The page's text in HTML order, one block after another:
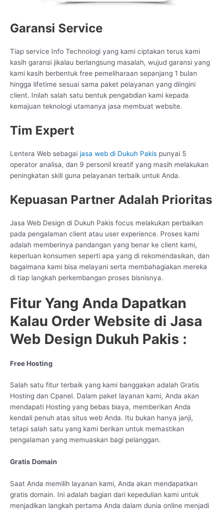
Garansi Service
Tiap service Info Technologi yang kami ciptakan terus kami
kasih garansi jikalau berlangsung masalah, wujud garansi yang
kami kasih berbentuk free pemeliharaan sepanjang 1 bulan
hingga lifetime sesuai sama paket pelayanan yang diingini
client. Inilah salah satu bentuk pengabdian kami kepada
kemajuan teknologi utamanya jasa membuat website.
Tim Expert
Lentera Web sebagai jasa web di Dukuh Pakis punyai 5
operator analisa, dan 9 personil kreatif yang masih melakukan
peningkatan skill guna pelayanan terbaik untuk Anda.
Kepuasan Partner Adalah Prioritas
Jasa Web Design di Dukuh Pakis focus melakukan perbaikan
pada pengalaman client atau user experience. Proses kami
adalah memberinya pandangan yang benar ke client kami,
keperluan konsumen seperti apa yang di rekomendasikan, dan
bagaimana kami bisa melayani serta membahagiakan mereka
di tiap langkah perkembangan proses bisnisnya.
Fitur Yang Anda Dapatkan
Kalau Order Website di Jasa
Web Design Dukuh Pakis :
Free Hosting
Salah satu fitur terbaik yang kami banggakan adalah Gratis
Hosting dan Cpanel. Dalam paket layanan kami, Anda akan
mendapati Hosting yang bebas biaya, memberikan Anda
kendali penuh atas situs web Anda. Itu bukan hanya janji,
tetapi salah satu yang kami berikan untuk memastikan
pengalaman yang memuaskan bagi pelanggan.
Gratis Domain
Saat Anda memilih layanan kami, Anda akan mendapatkan
gratis domain. Ini adalah bagian dari kepedulian kami untuk
menjadikan langkah pertama Anda dalam dunia online menjadi